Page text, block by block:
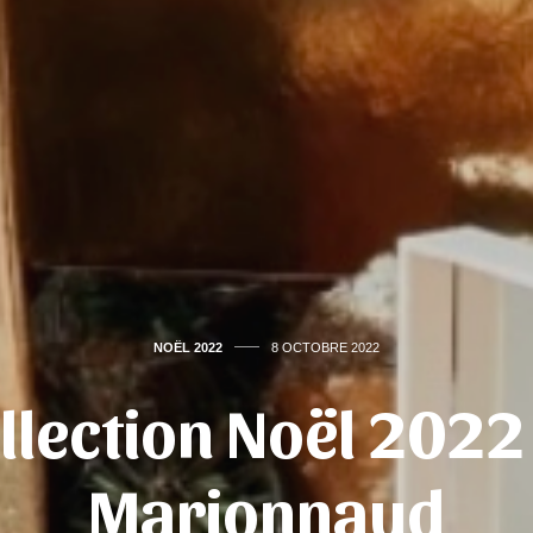
NOËL 2022 8 OCTOBRE 2022
Noël
Marionnaud